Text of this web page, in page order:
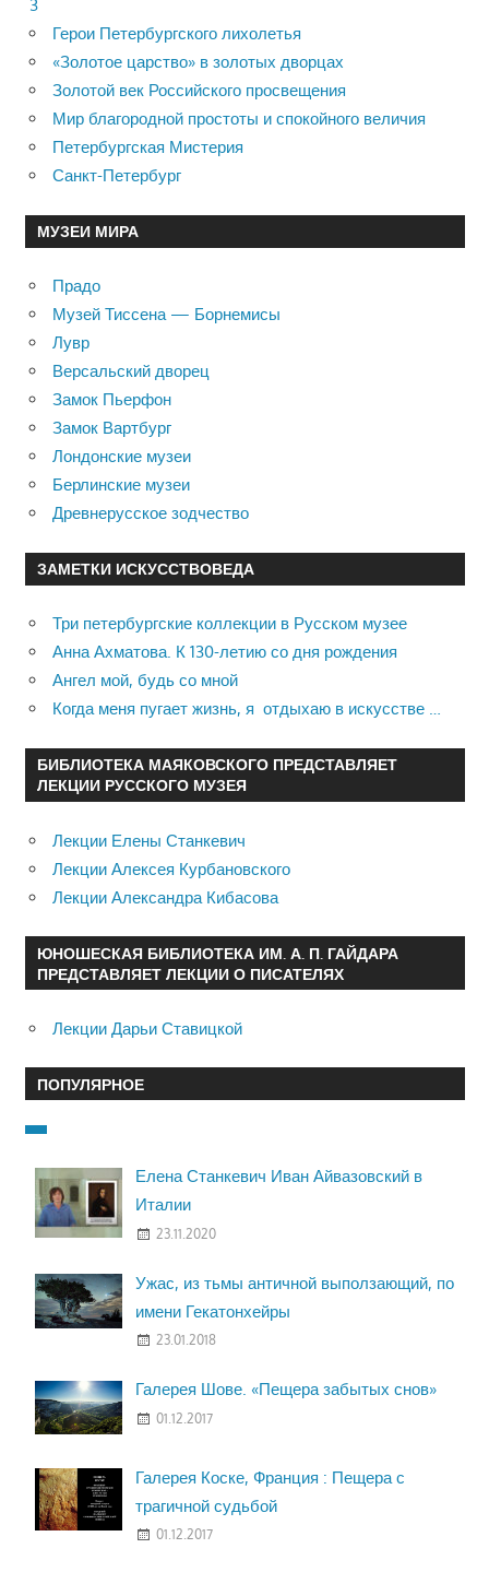
3
Герои Петербургского лихолетья
«Золотое царство» в золотых дворцах
Золотой век Российского просвещения
Мир благородной простоты и спокойного величия
Петербургская Мистерия
Санкт-Петербург
МУЗЕИ МИРА
Прадо
Музей Тиссена — Борнемисы
Лувр
Версальский дворец
Замок Пьерфон
Замок Вартбург
Лондонские музеи
Берлинские музеи
Древнерусское зодчество
ЗАМЕТКИ ИСКУССТВОВЕДА
Три петербургские коллекции в Русском музее
Анна Ахматова. К 130-летию со дня рождения
Ангел мой, будь со мной
Когда меня пугает жизнь, я отдыхаю в искусстве …
БИБЛИОТЕКА МАЯКОВСКОГО ПРЕДСТАВЛЯЕТ
ЛЕКЦИИ РУССКОГО МУЗЕЯ
Лекции Елены Станкевич
Лекции Алексея Курбановского
Лекции Александра Кибасова
ЮНОШЕСКАЯ БИБЛИОТЕКА ИМ. А. П. ГАЙДАРА
ПРЕДСТАВЛЯЕТ ЛЕКЦИИ О ПИСАТЕЛЯХ
Лекции Дарьи Ставицкой
ПОПУЛЯРНОЕ
Елена Станкевич Иван Айвазовский в
Италии
23.11.2020
Ужас, из тьмы античной выползающий, по
имени Гекатонхейры
23.01.2018
Галерея Шове. «Пещера забытых снов»
01.12.2017
Галерея Коске, Франция : Пещера с
трагичной судьбой
01.12.2017